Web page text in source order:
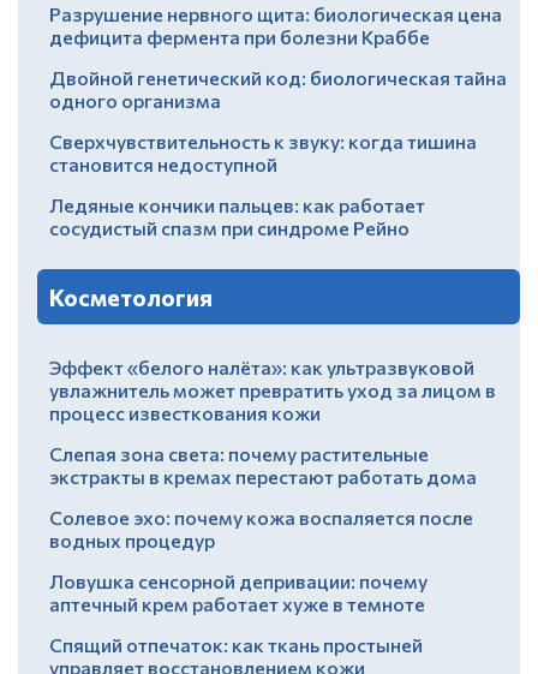
Разрушение нервного щита: биологическая цена
дефицита фермента при болезни Краббе
Двойной генетический код: биологическая тайна
одного организма
Сверхчувствительность к звуку: когда тишина
становится недоступной
Ледяные кончики пальцев: как работает
сосудистый спазм при синдроме Рейно
Косметология
Эффект «белого налёта»: как ультразвуковой
увлажнитель может превратить уход за лицом в
процесс известкования кожи
Слепая зона света: почему растительные
экстракты в кремах перестают работать дома
Солевое эхо: почему кожа воспаляется после
водных процедур
Ловушка сенсорной депривации: почему
аптечный крем работает хуже в темноте
Спящий отпечаток: как ткань простыней
управляет восстановлением кожи